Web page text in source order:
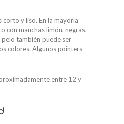
corto y liso. En la mayoría
con manchas limón, negras,
también puede ser
colores. Algunos pointers
entre 12 y